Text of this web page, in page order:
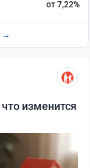
от 7,22%
→
изменится